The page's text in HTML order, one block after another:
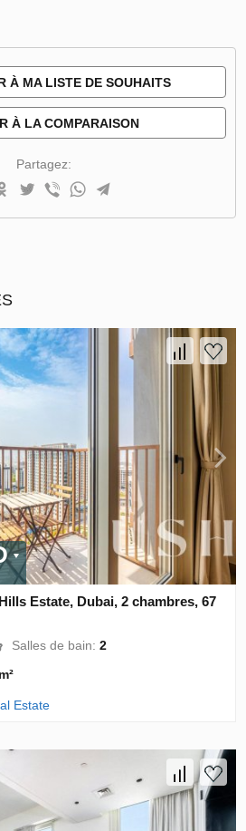
À MA LISTE DE SOUHAITS
À LA COMPARAISON
Partagez:
Estate, Dubai, 2 chambres, 67
Salles de bain:2
Estate